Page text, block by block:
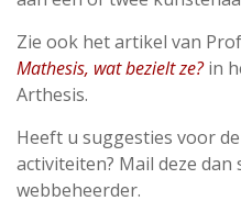
Zie ook het artikel van
Mathesis, wat bezielt ze?in
Arthesis.
Heeft u suggesties voor
activiteiten? Mail deze dan
webbeheerder.